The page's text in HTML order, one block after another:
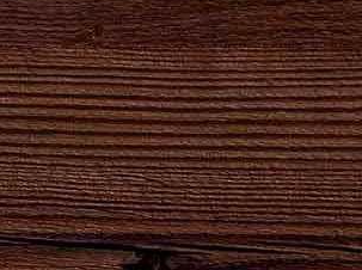
8-800-100-16-50
ОБРАТНЫЙ ЗВОНОК
gost@bryanskpivo.ru